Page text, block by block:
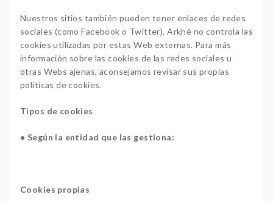
Nuestros sitios también pueden tener enlaces de redes
sociales (como Facebook o Twitter). Arkhé no controla las
cookies utilizadas por estas Web externas. Para más
información sobre las cookies de las redes sociales u
otras Webs ajenas, aconsejamos revisar sus propias
políticas de cookies.
Tipos de cookies
• Según la entidad que las gestiona:
Cookies propias